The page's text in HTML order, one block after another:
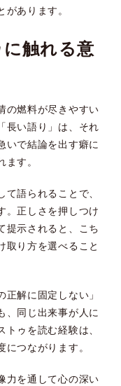
あります。
触れる意
の燃料が尽きやすい
長い語り」は、それ
いで結論を出す癖に
す。
語られることで、
。正しさを押しつけ
提示されると、こち
取り方を選べること
解に固定しない」
、同じ出来事が人に
ゥを読む経験は、
つながります。
力を通して心の深い